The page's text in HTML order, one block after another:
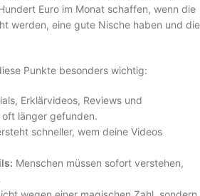
Euro im Monat schaffen, wenn die
werden, eine gute Nische haben und die
Punkte besonders wichtig:
Erklärvideos, Reviews und
länger gefunden.
schneller, wem deine Videos
Menschen müssen sofort verstehen,